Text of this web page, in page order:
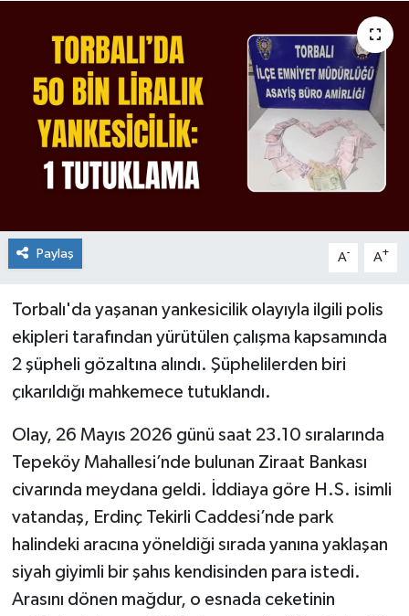
Paylaş A- A+
Torbalı'da yaşanan yankesicilik olayıyla ilgili polis
ekipleri tarafından yürütülen çalışma kapsamında
2 şüpheli gözaltına alındı. Şüphelilerden biri
çıkarıldığı mahkemece tutuklandı.
Olay, 26 Mayıs 2026 günü saat 23.10 sıralarında
Tepeköy Mahallesi’nde bulunan Ziraat Bankası
civarında meydana geldi. İddiaya göre H.S. isimli
vatandaş, Erdinç Tekirli Caddesi’nde park
halindeki aracına yöneldiği sırada yanına yaklaşan
siyah giyimli bir şahıs kendisinden para istedi.
Arasını dönen mağdur, o esnada ceketinin